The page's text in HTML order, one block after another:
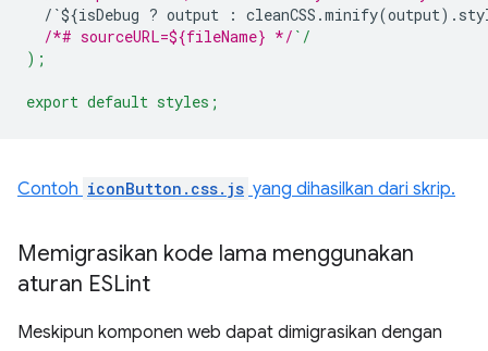
/`${isDebug ? output :
/*# sourceURL=${fileName} */ `/
);
export default styles;
Contoh iconButton.css.js yang dihasilkan dari skrip.
Memigrasikan kode lama menggunakan
aturan ESLint
Meskipun komponen web dapat dimigrasikan dengan